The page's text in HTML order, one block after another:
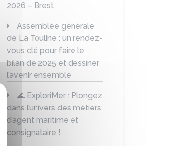
2026 – Brest
Assemblée générale
de La Touline : un rendez-
vous clé pour faire le
bilan de 2025 et dessiner
l’avenir ensemble
🌊 ExploriMer : Plongez
dans l’univers des métiers
d’agent maritime et
consignataire !